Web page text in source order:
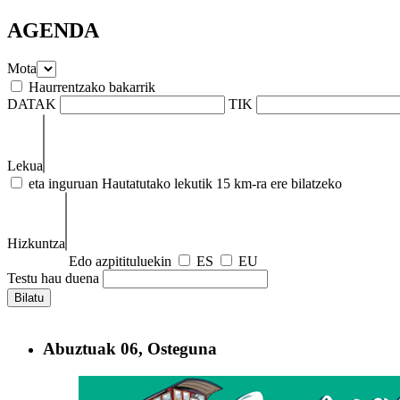
AGENDA
Mota
Haurrentzako bakarrik
DATAK
TIK
Lekua
eta inguruan Hautatutako lekutik 15 km-ra ere bilatzeko
Hizkuntza
Edo azpitituluekin
ES
EU
Testu hau duena
Abuztuak 06, Osteguna